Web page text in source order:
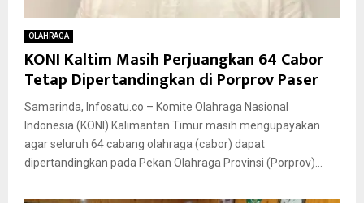
OLAHRAGA
KONI Kaltim Masih Perjuangkan 64 Cabor
Tetap Dipertandingkan di Porprov Paser
Samarinda, Infosatu.co – Komite Olahraga Nasional
Indonesia (KONI) Kalimantan Timur masih mengupayakan
agar seluruh 64 cabang olahraga (cabor) dapat
dipertandingkan pada Pekan Olahraga Provinsi (Porprov)...